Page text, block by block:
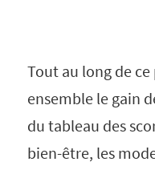
Tout au long de
ensemble le gain
du tableau des
bien-être, les